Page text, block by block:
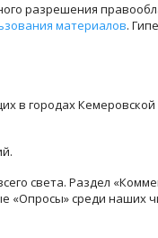
разрешения
материалов.
в городах
света. Раздел
«Опросы» среди наших